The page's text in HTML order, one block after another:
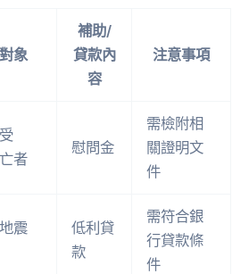
象
補助/
貸款內
容
注意事項
者
慰問金
需檢附相
關證明文
件
震
低利貸
款
需符合銀
行貸款條
件